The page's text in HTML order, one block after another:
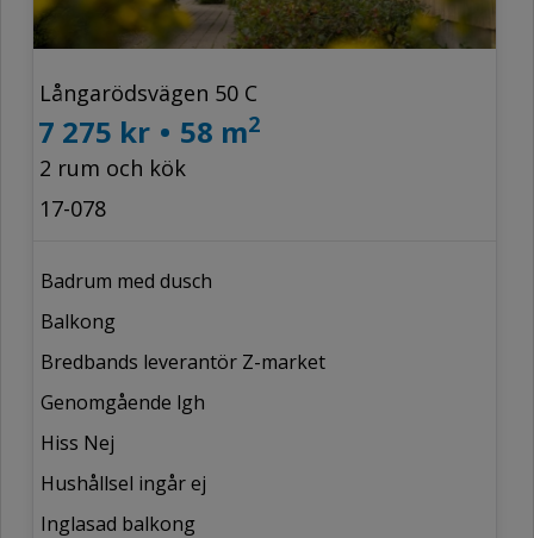
Långarödsvägen 50 C
7 275 kr • 58 m2
2 rum och kök
17-078
Badrum med dusch
Balkong
Bredbands leverantör Z-market
Genomgående lgh
Hiss Nej
Hushållsel ingår ej
Inglasad balkong